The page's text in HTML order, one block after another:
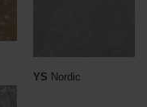
YS Nordic